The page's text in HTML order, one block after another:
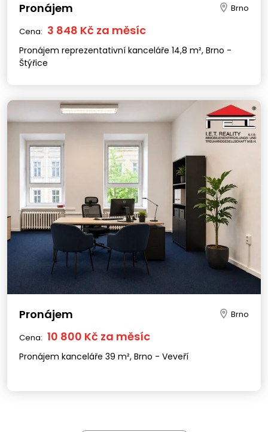
Pronájem Brno
Cena: 3 848 Kč za měsíc
Pronájem reprezentativní kanceláře 14,8 m², Brno -
Štýřice
Pronájem Brno
Cena: 10 800 Kč za měsíc
Pronájem kanceláře 39 m², Brno - Veveří